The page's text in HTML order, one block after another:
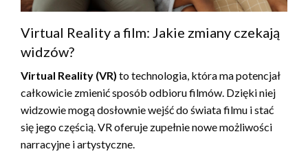
Virtual Reality a film: Jakie zmiany czekają
widzów?
Virtual Reality (VR) to technologia, która ma potencjał
całkowicie zmienić sposób odbioru filmów. Dzięki niej
widzowie mogą dosłownie wejść do świata filmu i stać
się jego częścią. VR oferuje zupełnie nowe możliwości
narracyjne i artystyczne.